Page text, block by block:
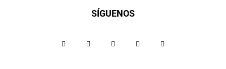
SÍGUENOS